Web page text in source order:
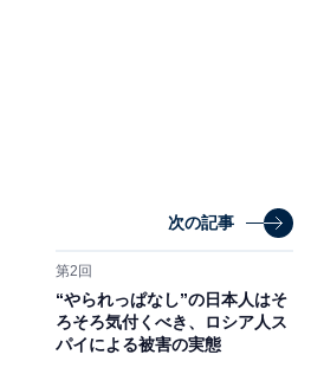
次の記事
第2回
“やられっぱなし”の日本人はそ
ろそろ気付くべき、ロシア人ス
パイによる被害の実態